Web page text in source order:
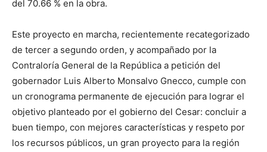
del 70.66 % en la obra.
Este proyecto en marcha, recientemente recategorizado
de tercer a segundo orden, y acompañado por la
Contraloría General de la República a petición del
gobernador Luis Alberto Monsalvo Gnecco, cumple con
un cronograma permanente de ejecución para lograr el
objetivo planteado por el gobierno del Cesar: concluir a
buen tiempo, con mejores características y respeto por
los recursos públicos, un gran proyecto para la región